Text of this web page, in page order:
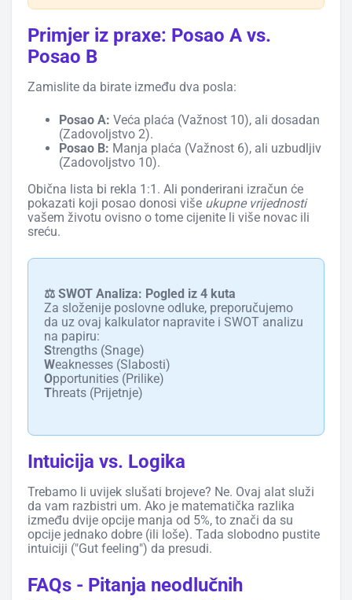
Primjer iz praxe: Posao A vs.
Posao B
Zamislite da birate između dva posla:
Posao A: Veća plaća (Važnost 10), ali dosadan
(Zadovoljstvo 2).
Posao B: Manja plaća (Važnost 6), ali uzbudljiv
(Zadovoljstvo 10).
Obična lista bi rekla 1:1. Ali ponderirani izračun će
pokazati koji posao donosi više ukupne vrijednosti
vašem životu ovisno o tome cijenite li više novac ili
sreću.
⚖️ SWOT Analiza: Pogled iz 4 kuta
Za složenije poslovne odluke, preporučujemo
da uz ovaj kalkulator napravite i SWOT analizu
na papiru:
Strengths (Snage)
Weaknesses (Slabosti)
Opportunities (Prilike)
Threats (Prijetnje)
Intuicija vs. Logika
Trebamo li uvijek slušati brojeve? Ne. Ovaj alat služi
da vam razbistri um. Ako je matematička razlika
između dvije opcije manja od 5%, to znači da su
opcije jednako dobre (ili loše). Tada slobodno pustite
intuiciji ("Gut feeling") da presudi.
FAQs - Pitanja neodlučnih